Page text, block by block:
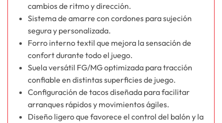
cambios de ritmo y dirección.
Sistema de amarre con cordones para sujeción
segura y personalizada.
Forro interno textil que mejora la sensación de
confort durante todo el juego.
Suela versátil FG/MG optimizada para tracción
confiable en distintas superficies de juego.
Configuración de tacos diseñada para facilitar
arranques rápidos y movimientos ágiles.
Diseño ligero que favorece el control del balón y la